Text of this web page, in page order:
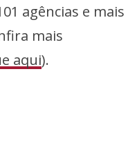
agências e mais
mais
aqui).